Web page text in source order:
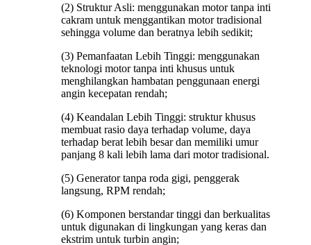
(2) Struktur Asli: menggunakan motor tanpa inti
cakram untuk menggantikan motor tradisional
sehingga volume dan beratnya lebih sedikit;
(3) Pemanfaatan Lebih Tinggi: menggunakan
teknologi motor tanpa inti khusus untuk
menghilangkan hambatan penggunaan energi
angin kecepatan rendah;
(4) Keandalan Lebih Tinggi: struktur khusus
membuat rasio daya terhadap volume, daya
terhadap berat lebih besar dan memiliki umur
panjang 8 kali lebih lama dari motor tradisional.
(5) Generator tanpa roda gigi, penggerak
langsung, RPM rendah;
(6) Komponen berstandar tinggi dan berkualitas
untuk digunakan di lingkungan yang keras dan
ekstrim untuk turbin angin;